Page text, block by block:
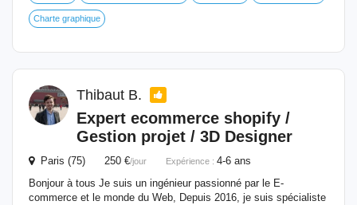
Charte graphique
Thibaut B.
Expert ecommerce shopify /
Gestion projet / 3D Designer
Paris (75) 250 €/jour Expérience : 4-6 ans
Bonjour à tous Je suis un ingénieur passionné par le E-
commerce et le monde du Web, Depuis 2016, je suis spécialiste